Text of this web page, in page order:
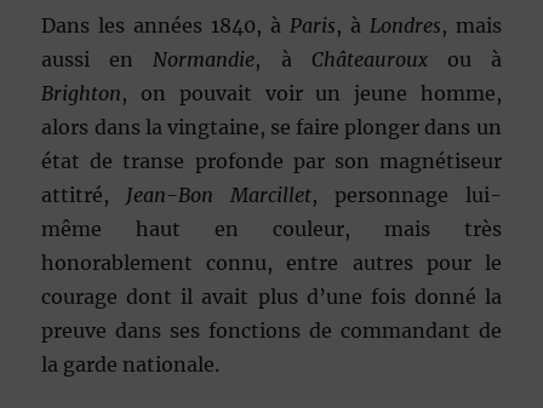
Dans les années 1840, à Paris, à Londres, mais
aussi en Normandie, à Châteaurouxou à
Brighton, on pouvait voir un jeune homme,
alors dans la vingtaine, se faire plonger dans un
état de transe profonde par son magnétiseur
attitré, Jean-Bon Marcillet, personnage lui-
même haut en couleur, mais très
honorablement connu, entre autres pour le
courage dont il avait plus d’une fois donné la
preuve dans ses fonctions de commandant de
la garde nationale.